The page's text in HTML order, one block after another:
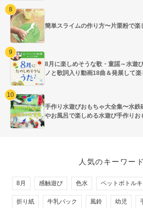
簡単スライムの作り方〜片栗粉で
8月に楽しめそうな歌・童謡～水遊
ノと歌詞入り動画18曲＆発展して楽
手作り水遊びおもちゃ大全集〜水
やお風呂で楽しめる水遊び手作りお
人気のキーワード
8月 感触遊び 色水 ペットボトル
折り紙 牛乳パック 風鈴 幼児